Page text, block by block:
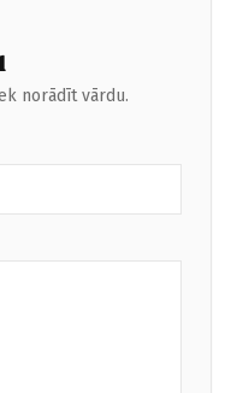
norādīt vārdu.